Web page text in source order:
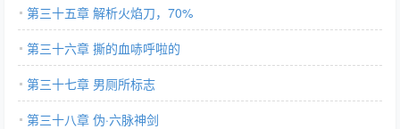
第三十五章 解析火焰刀，70%
第三十六章 撕的血哧呼啦的
第三十七章 男厕所标志
第三十八章 伪·六脉神剑